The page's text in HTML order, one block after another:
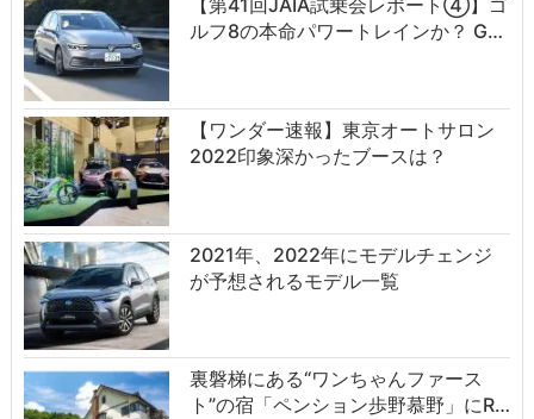
ルフ8の本命パワートレインか？ G…
【ワンダー速報】東京オートサロン
2022印象深かったブースは？
2021年、2022年にモデルチェンジ
が予想されるモデル一覧
裏磐梯にある“ワンちゃんファース
ト”の宿「ペンション歩野慕野」にR…